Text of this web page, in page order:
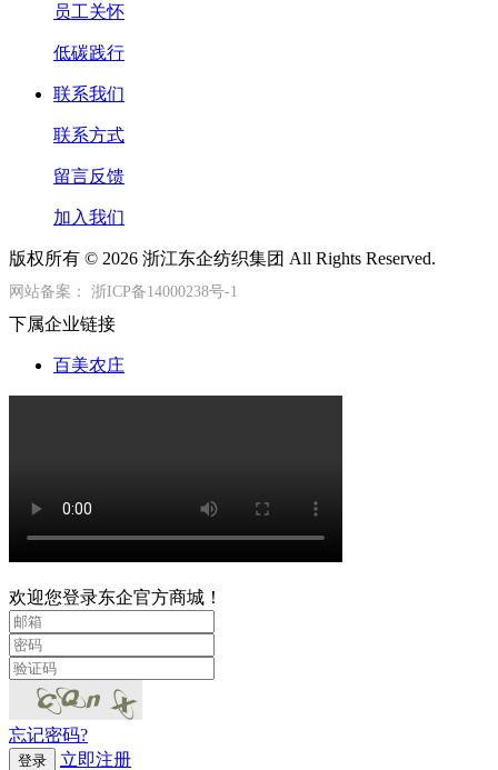
员工关怀
低碳践行
联系我们
联系方式
留言反馈
加入我们
版权所有 © 2026 浙江东企纺织集团 All Rights Reserved.
网站备案： 浙ICP备14000238号-1
下属企业链接
百美农庄
欢迎您登录东企官方商城！
忘记密码?
登录 立即注册